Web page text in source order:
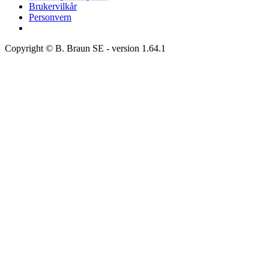
Brukervilkår
Personvern
Copyright © B. Braun SE - version 1.64.1